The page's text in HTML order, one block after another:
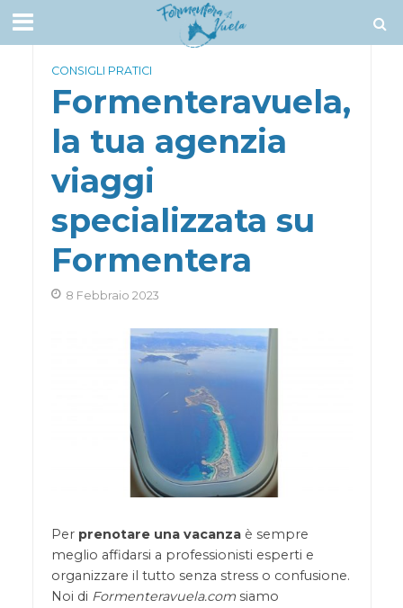
CONSIGLI PRATICI
Formenteravuela,
la tua agenzia
viaggi
specializzata su
Formentera
8 Febbraio 2023
Per prenotare una vacanzaè sempre
meglio affidarsi a professionisti esperti e
organizzare il tutto senza stress o confusione.
Noi di Formenteravuela.comsiamo